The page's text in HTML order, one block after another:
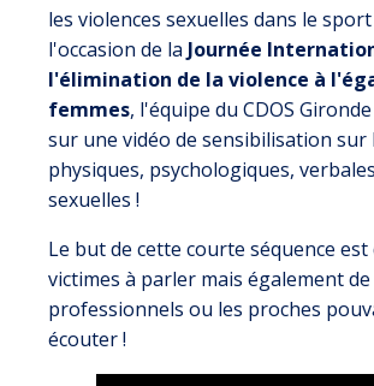
les violences sexuelles dans le
l'occasion de la Journée
l'élimination de la violence à
femmes, l'équipe du CDOS
sur une vidéo de sensibilisation sur
physiques, psychologiques,
sexuelles !
Le but de cette courte séquence
victimes à parler mais également
professionnels ou les proches
écouter !